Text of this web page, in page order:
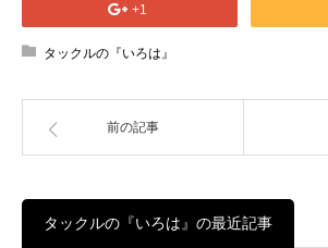
+1
タックルの『いろは』
前の記事
タックルの『いろは』の最近記事